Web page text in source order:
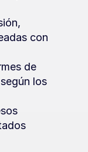
con
de
los